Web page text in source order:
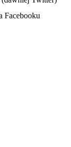
Facebooku